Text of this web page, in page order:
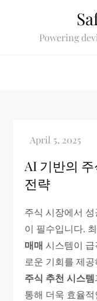
Powering
AI 기반의
전략
주식 시장에서
이 필수입니다.
매매 시스템이
로운 기회를 제
주식 추천 시스템
통해 더욱 효율